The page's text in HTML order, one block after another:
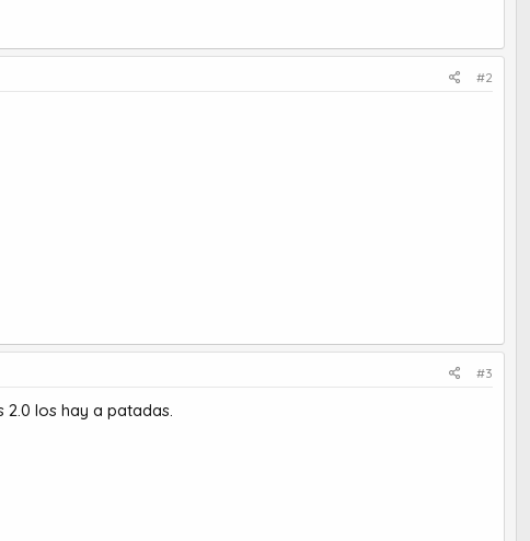
#2
#3
los hay a patadas.